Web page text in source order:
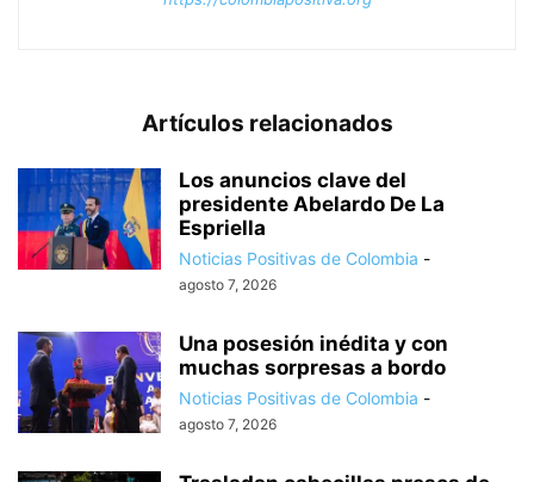
Artículos relacionados
Los anuncios clave del
presidente Abelardo De La
Espriella
Noticias Positivas de Colombia -
agosto 7, 2026
Una posesión inédita y con
muchas sorpresas a bordo
Noticias Positivas de Colombia -
agosto 7, 2026